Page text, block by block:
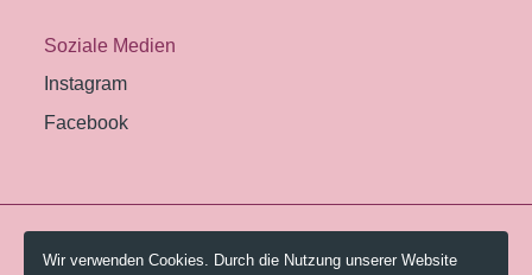
Soziale Medien
Instagram
Facebook
© 2026 Pestalozzi-Bibliothek Zürich.
Wir verwenden Cookies. Durch die Nutzung unserer Website